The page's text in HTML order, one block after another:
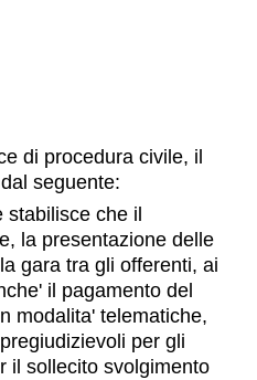
di procedura civile, il
seguente:
che il
la presentazione delle
gara tra gli offerenti, ai
il pagamento del
modalita' telematiche,
per gli
il sollecito svolgimento